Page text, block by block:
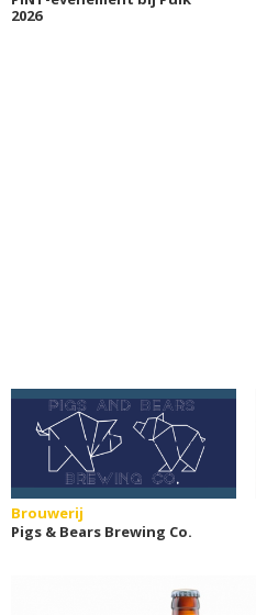
2026
Brouwerij
Pigs & Bears Brewing Co.